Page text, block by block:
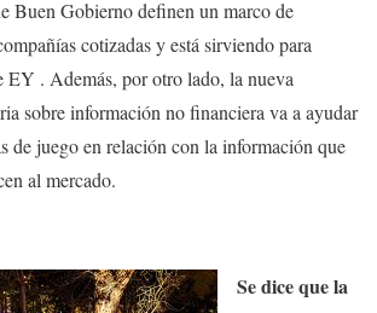
Buen Gobierno definen un marco de
cotizadas y está sirviendo para
EY . Además, por otro lado, la nueva
sobre información no financiera va a ayudar
de juego en relación con la información que
al mercado.
Se dice que la